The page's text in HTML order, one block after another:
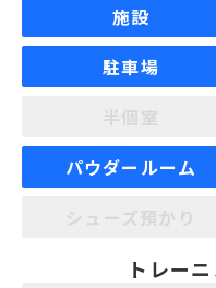
施設
駐車場
パウダールーム
トレー